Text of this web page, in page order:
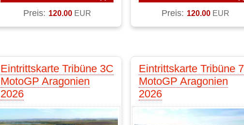
Preis: 120.00 EUR Preis: 120.00 EUR
Eintrittskarte Tribüne 3C
MotoGP Aragonien
2026
Eintrittskarte Tribüne 7
MotoGP Aragonien
2026